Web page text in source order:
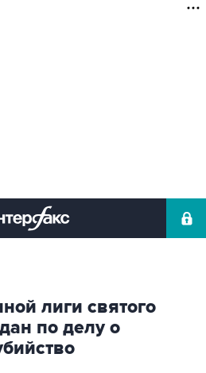
лиги святого
по делу о